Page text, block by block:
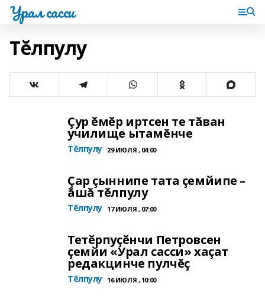
Урал сасси
Тĕлпулу
Çур ĕмĕр иртсен те тăван
училище ытамĕнче
Тĕлпулу 29 ИЮЛЯ , 04:00
Çар çыннипе тата çемйипе –
ăшă тĕлпулу
Тĕлпулу 17 ИЮЛЯ , 07:00
Тетĕрпуçĕнчи Петровсен
çемйи «Урал сасси» хаçат
редакцинче пулчĕç
Тĕлпулу 16 ИЮЛЯ , 10:00